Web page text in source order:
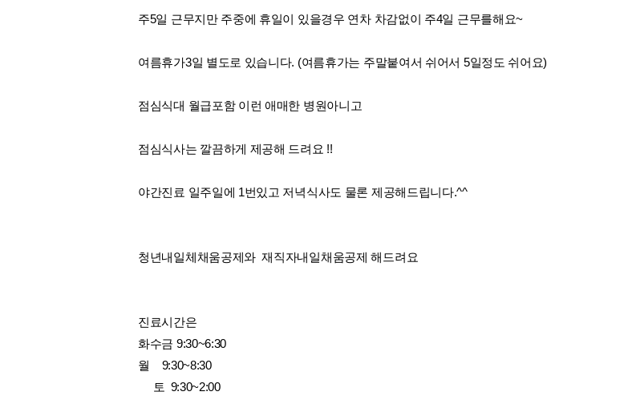
주5일 근무지만 주중에 휴일이 있을경우 연차 차감없이 주4일 근무를해요~
여름휴가3일 별도로 있습니다. (여름휴가는 주말붙여서 쉬어서 5일정도 쉬어요)
점심식대 월급포함 이런 애매한 병원아니고
점심식사는 깔끔하게 제공해 드려요 !!
야간진료 일주일에 1번있고 저녁식사도 물론 제공해드립니다.^^
청년내일체채움공제와 재직자내일채움공제 해드려요
진료시간은
화수금 9:30~6:30
월 9:30~8:30
토 9:30~2:00